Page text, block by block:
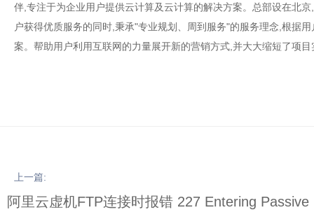
伴,专注于为企业用户提供云计算及云计算的解决方案。总部设在北
户获得优质服务的同时,秉承"专业规划、周到服务"的服务理念,根据
案。帮助用户利用互联网的力量展开新的营销方式,并大大缩短了项
上一篇:
阿里云虚机FTP连接时报错 227 Entering